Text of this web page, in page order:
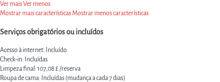
Ver maisVer menos
Mostrar mais característicasMostrar menos características
Serviços obrigatórios ou incluídos
Acesso à internet: Incluído
Check-in: Incluídas
Limpeza final: 107,08 £ /reserva
Roupa de cama: Incluídas (mudança a cada 7 dias)